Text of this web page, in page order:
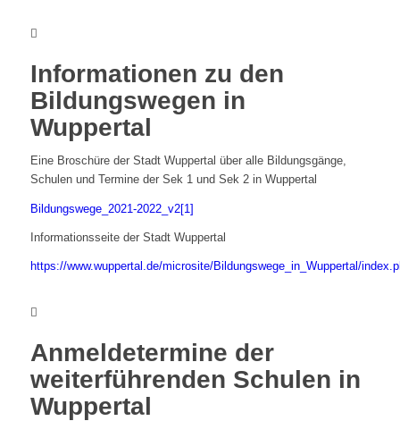
Informationen zu den
Bildungswegen in
Wuppertal
Eine Broschüre der Stadt Wuppertal über alle Bildungsgänge,
Schulen und Termine der Sek 1 und Sek 2 in Wuppertal
Bildungswege_2021-2022_v2[1]
Informationsseite der Stadt Wuppertal
https://www.wuppertal.de/microsite/Bildungswege_in_Wuppertal/
Anmeldetermine der
weiterführenden Schulen in
Wuppertal